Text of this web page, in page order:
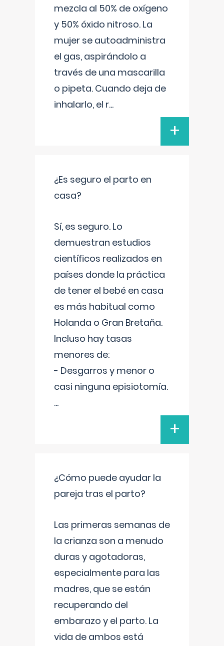
mezcla al 50% de oxígeno
y 50% óxido nitroso. La
mujer se autoadministra
el gas, aspirándolo a
través de una mascarilla
o pipeta. Cuando deja de
inhalarlo, el r...
+
¿Es seguro el parto en
casa?
Sí, es seguro. Lo
demuestran estudios
científicos realizados en
países donde la práctica
de tener el bebé en casa
es más habitual como
Holanda o Gran Bretaña.
Incluso hay tasas
menores de:
- Desgarros y menor o
casi ninguna episiotomía.
...
+
¿Cómo puede ayudar la
pareja tras el parto?
Las primeras semanas de
la crianza son a menudo
duras y agotadoras,
especialmente para las
madres, que se están
recuperando del
embarazo y el parto. La
vida de ambos está